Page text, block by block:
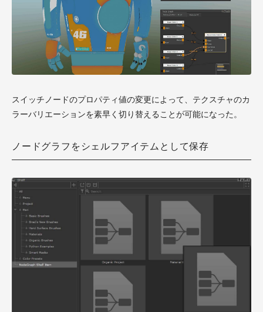
スイッチノードのプロパティ値の変更によって、テクスチャのカ
ラーバリエーションを素早く切り替えることが可能になった。
ノードグラフをシェルフアイテムとして保存